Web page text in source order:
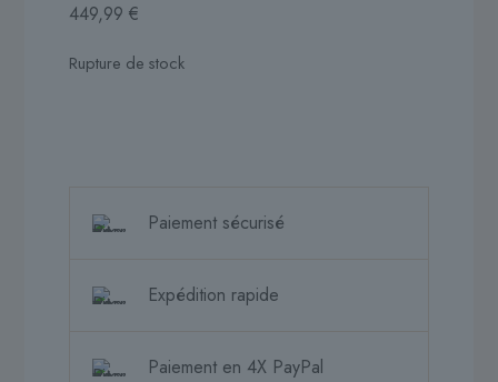
449,99€
Rupture de stock
Paiement sécurisé
Expédition rapide
Paiement en 4X PayPal